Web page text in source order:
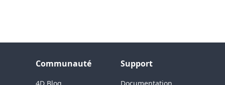
Communauté Support